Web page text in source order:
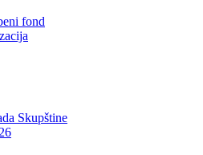
fond